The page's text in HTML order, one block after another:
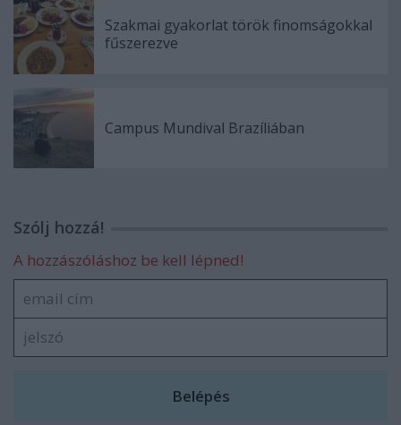
Szakmai gyakorlat török finomságokkal
fűszerezve
Campus Mundival Brazíliában
Szólj hozzá!
A hozzászóláshoz be kell lépned!